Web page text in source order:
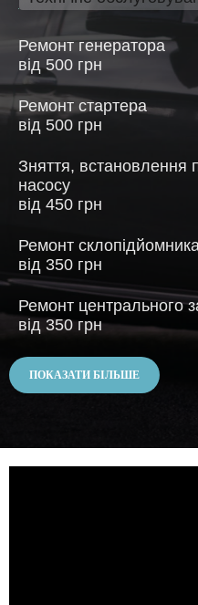
Ремонт генератора
від 500 грн
Ремонт стартера
від 500 грн
Зняття, встановлення
насосу
від 450 грн
Ремонт
від 350 грн
Ремонт центрального
від 350 грн
ПОКАЗАТИ БІЛЬШЕ